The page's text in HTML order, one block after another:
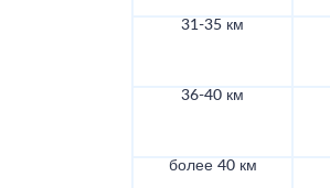
31-35 км
36-40 км
более 40 км